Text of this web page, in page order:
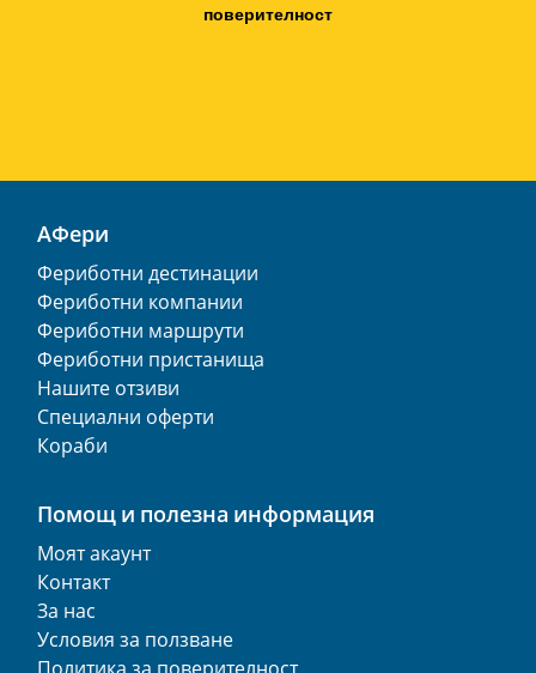
поверителност
АФери
Фериботни дестинации
Фериботни компании
Фериботни маршрути
Фериботни пристанища
Нашите отзиви
Специални оферти
Кораби
Помощ и полезна информация
Моят акаунт
Контакт
За нас
Условия за ползване